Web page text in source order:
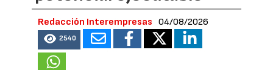
Redacción Interempresas 04/08/2026
2540